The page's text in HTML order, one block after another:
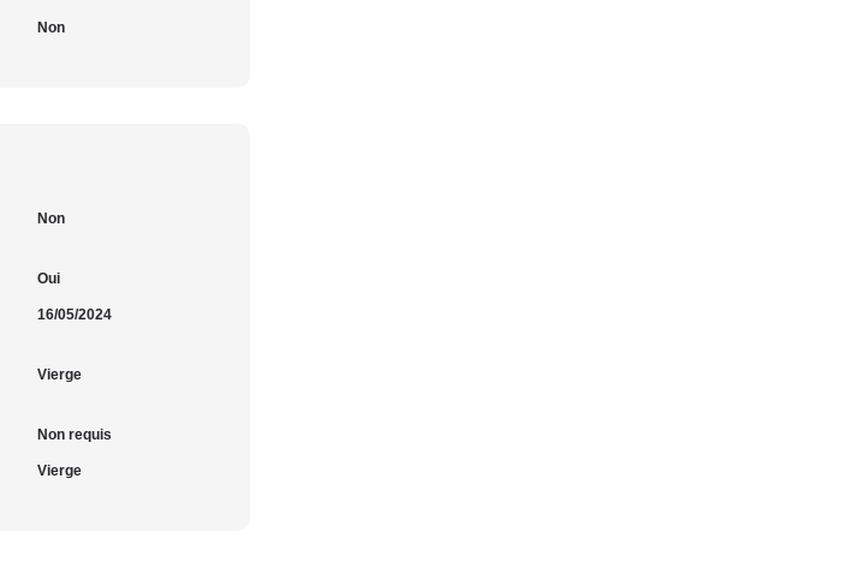
Non
Non
Oui
16/05/2024
Vierge
Non requis
Vierge